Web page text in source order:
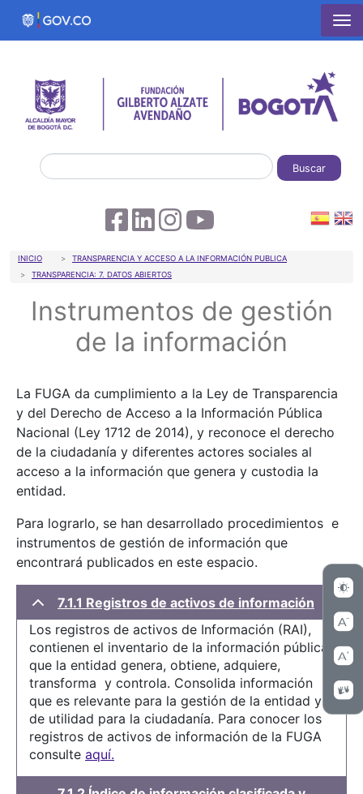
Pasar al contenido principal
Buscar
Sobrescribir enlaces de ayuda a la
INICIO
TRANSPARENCIA Y ACCESO A LA INFORMACIÓN PUBLICA
TRANSPARENCIA: 7. DATOS ABIERTOS
Instrumentos de gestión
de la información
La FUGA da cumplimiento a la Ley de Transparencia
y del Derecho de Acceso a la Información Pública
Nacional (Ley 1712 de 2014), y reconoce el derecho
de la ciudadanía y diferentes actores sociales al
acceso a la información que genera y custodia la
entidad.
Para lograrlo, se han desarrollado procedimientos e
instrumentos de gestión de información que
encontrará publicados en este espacio.
7.1.1 Registros de activos de información
Los registros de activos de Información (RAI),
contienen el inventario de la información pública
que la entidad genera, obtiene, adquiere,
transforma y controla. Consolida información
que es relevante para la gestión de la entidad y
de utilidad para la ciudadanía. Para conocer los
registros de activos de información de la FUGA
consulte aquí.